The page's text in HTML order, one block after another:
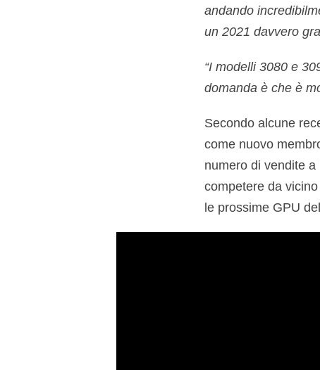
andando
un 2021 davvero
“I modelli 3080 e
domanda è che è
Secondo alcune
come nuovo
numero di vendite a
competere da
le prossime GPU